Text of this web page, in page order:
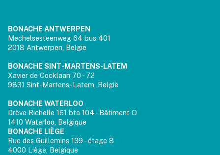
BONACHE ANTWERPEN
Mechelsesteenweg 64 bus 401
2018 Antwerpen, België
BONACHE SINT-MARTENS-LATEM
Xavier de Cocklaan 70 - 72
9831 Sint-Martens-Latem, België
BONACHE WATERLOO
Drève Richelle 161 bte 104 - Bâtiment O
1410 Waterloo, Belgique
BONACHE LIÈGE
Rue des Guillemins 139 - étage 8
4000 Liège, Belgique